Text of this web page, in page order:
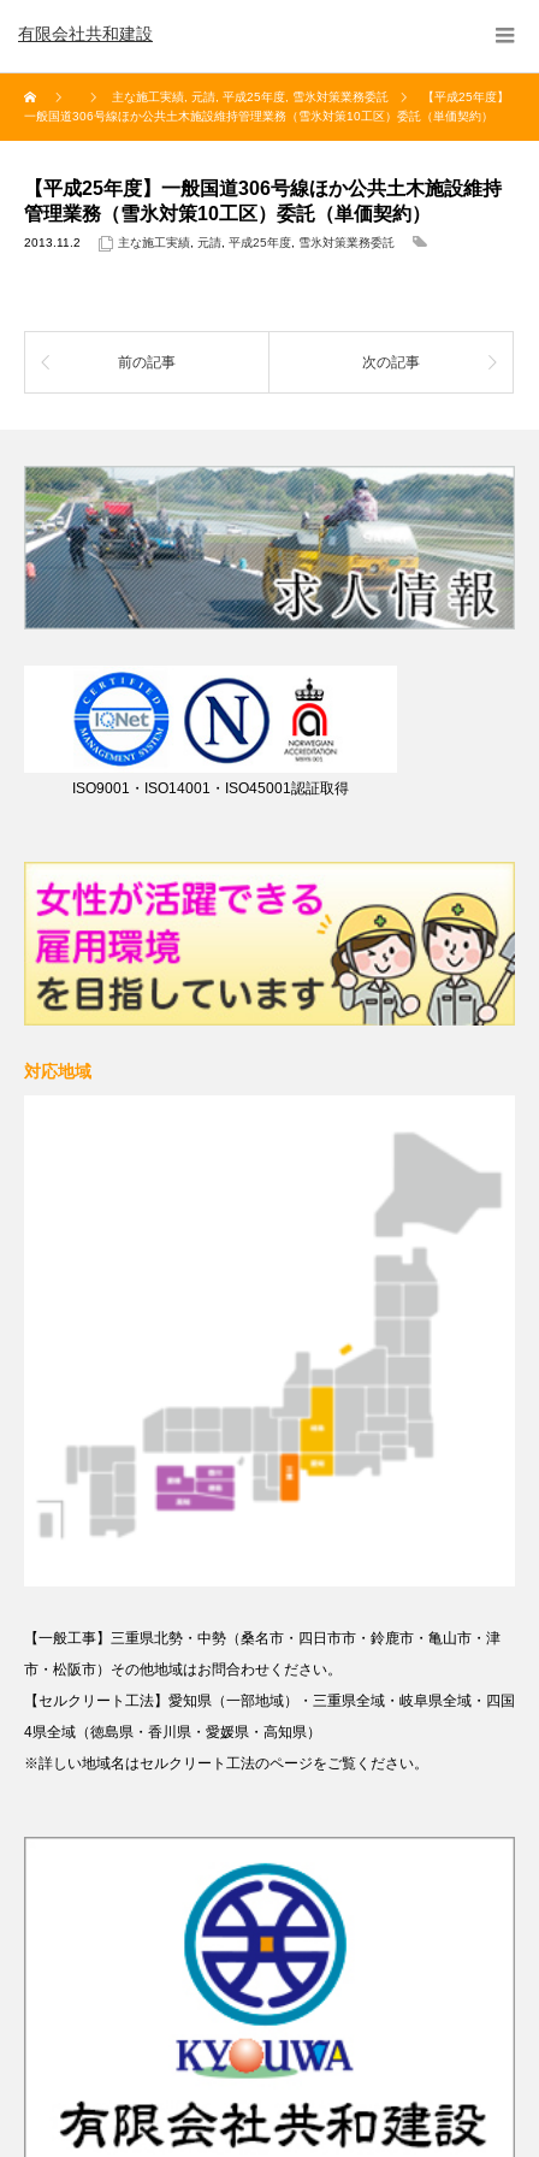
有限会社共和建設
主な施工実績 元請 平成25年度 雪氷対策業務委託
【平成25年度】
一般国道306号線ほか公共土木施設維持管理業務（雪氷対策10工区）委託（単価契約）
【平成25年度】一般国道306号線ほか公共土木施設維持
管理業務（雪氷対策10工区）委託（単価契約）
2013.11.2 主な施工実績 元請 平成25年度 雪氷対策業務委託
前の記事 次の記事
ISO9001・ISO14001・ISO45001認証取得
対応地域
【一般工事】三重県北勢・中勢（桑名市・四日市市・鈴鹿市・亀山市・津
市・松阪市）その他地域はお問合わせください。
【セルクリート工法】愛知県（一部地域）・三重県全域・岐阜県全域・四国
4県全域（徳島県・香川県・愛媛県・高知県）
※詳しい地域名はセルクリート工法のページをご覧ください。